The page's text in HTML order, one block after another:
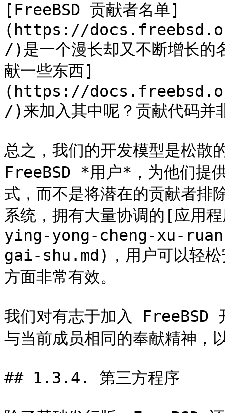
[FreeBSD 贡献者名单]
(https://
/)是一个漫长却又不断增长
献一些东西]
(https://
/)来加入其中呢？贡献代码并
总之，我们的开发模型是松散
FreeBSD *用户*，为他们提
式，而不是将潜在的贡献者排
系统，拥有大量协调的[应
ying-yong-cheng-xu-
gai-shu.md)，用户可以轻松
方面非常有效。
我们对有志于加入 FreeBSD
与当前成员相同的奉献精神
## 1.3.4. 第三方程序